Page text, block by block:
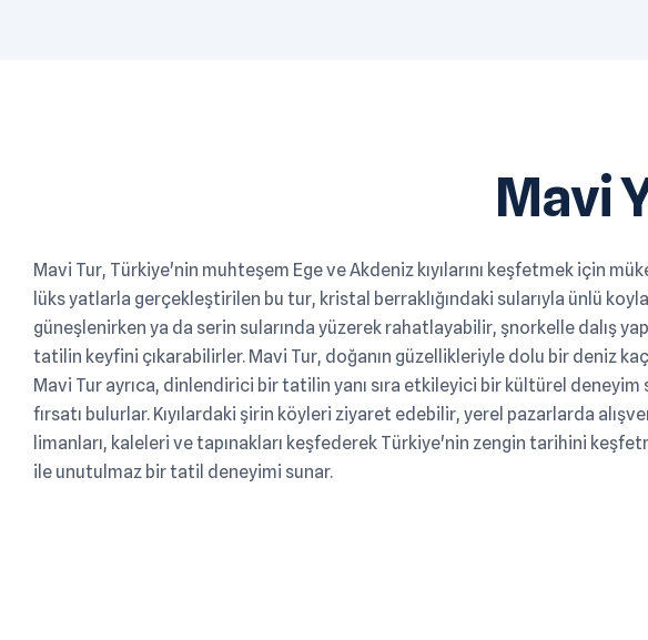
Mavi
Mavi Tur, Türkiye'nin muhteşem Ege ve Akdeniz kıyılarını keşfetmek için
lüks yatlarla gerçekleştirilen bu tur, kristal berraklığındaki sularıyla ünlü
güneşlenirken ya da serin sularında yüzerek rahatlayabilir, şnorkelle dalış
tatilin keyfini çıkarabilirler. Mavi Tur, doğanın güzellikleriyle dolu bir deniz
Mavi Tur ayrıca, dinlendirici bir tatilin yanı sıra etkileyici bir kültürel
fırsatı bulurlar. Kıyılardaki şirin köyleri ziyaret edebilir, yerel pazarlarda
limanları, kaleleri ve tapınakları keşfederek Türkiye'nin zengin tarihini
ile unutulmaz bir tatil deneyimi sunar.